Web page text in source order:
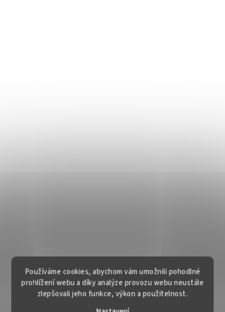
Používáme cookies, abychom vám umožnili pohodlné
prohlížení webu a díky analýze provozu webu neustále
zlepšovali jeho funkce, výkon a použitelnost.